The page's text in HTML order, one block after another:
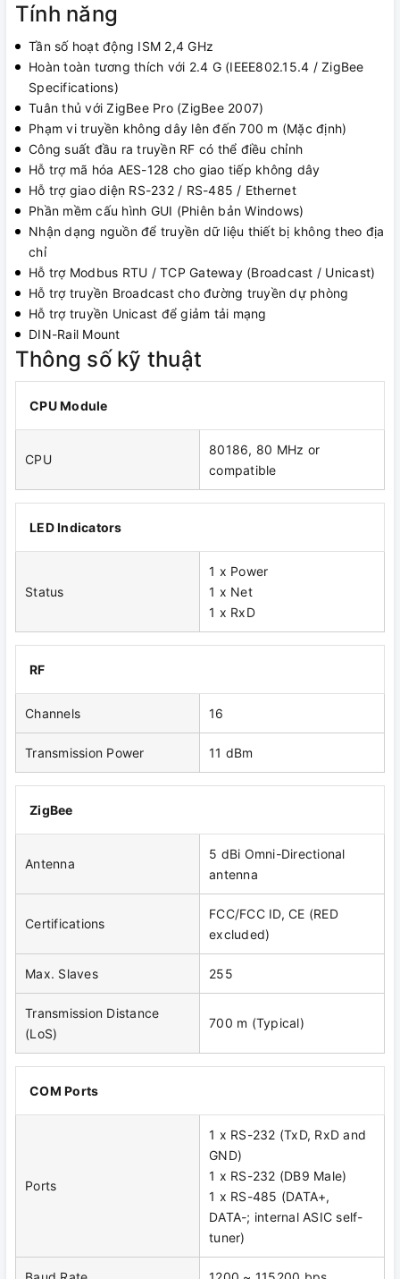
Tính năng
Tần số hoạt động ISM 2,4 GHz
Hoàn toàn tương thích với 2.4 G (IEEE802.15.4 / ZigBee
Specifications)
Tuân thủ với ZigBee Pro (ZigBee 2007)
Phạm vi truyền không dây lên đến 700 m (Mặc định)
Công suất đầu ra truyền RF có thể điều chỉnh
Hỗ trợ mã hóa AES-128 cho giao tiếp không dây
Hỗ trợ giao diện RS-232 / RS-485 / Ethernet
Phần mềm cấu hình GUI (Phiên bản Windows)
Nhận dạng nguồn để truyền dữ liệu thiết bị không theo địa
chỉ
Hỗ trợ Modbus RTU / TCP Gateway (Broadcast / Unicast)
Hỗ trợ truyền Broadcast cho đường truyền dự phòng
Hỗ trợ truyền Unicast để giảm tải mạng
DIN-Rail Mount
Thông số kỹ thuật
CPU Module
CPU
80186, 80 MHz or
compatible
LED Indicators
Status
1 x Power
1 x Net
1 x RxD
RF
Channels 16
Transmission Power 11 dBm
ZigBee
Antenna
5 dBi Omni-Directional
antenna
Certifications
FCC/FCC ID, CE (RED
excluded)
Max. Slaves 255
Transmission Distance
(LoS)
700 m (Typical)
COM Ports
Ports
1 x RS-232 (TxD, RxD and
GND)
1 x RS-232 (DB9 Male)
1 x RS-485 (DATA+,
DATA-; internal ASIC self-
tuner)